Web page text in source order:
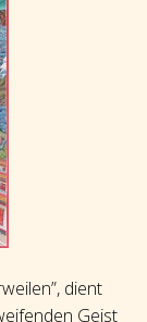
dient
Geist